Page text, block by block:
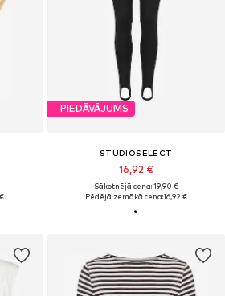
PIEDĀVĀJUMS
STUDIOSELECT
16,92 €
Sākotnējā cena: 19,90 €
Pēdējā zemākā cena:16,92 €